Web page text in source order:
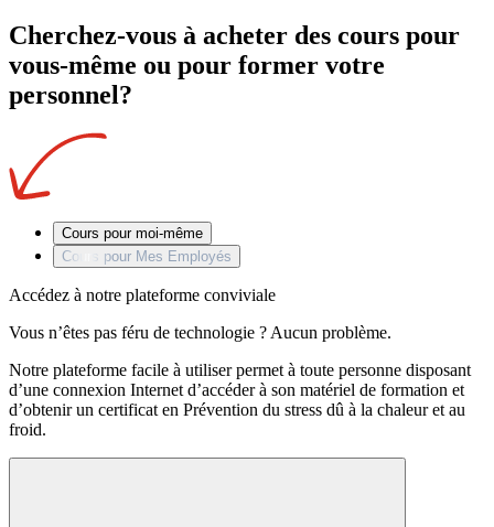
Cherchez-vous à acheter des cours pour
vous-même ou pour former votre
personnel?
Cours pour moi-même
Cours pour Mes Employés
Accédez à notre plateforme conviviale
Vous n’êtes pas féru de technologie ? Aucun problème.
Notre plateforme facile à utiliser permet à toute personne disposant
d’une connexion Internet d’accéder à son matériel de formation et
d’obtenir un certificat en Prévention du stress dû à la chaleur et au
froid.